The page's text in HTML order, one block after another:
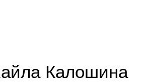
Калошина